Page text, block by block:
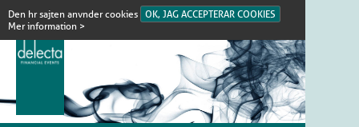
Den hr sajten anvnder cookies OK, JAG ACCEPTERAR COOKIES
Mer information >